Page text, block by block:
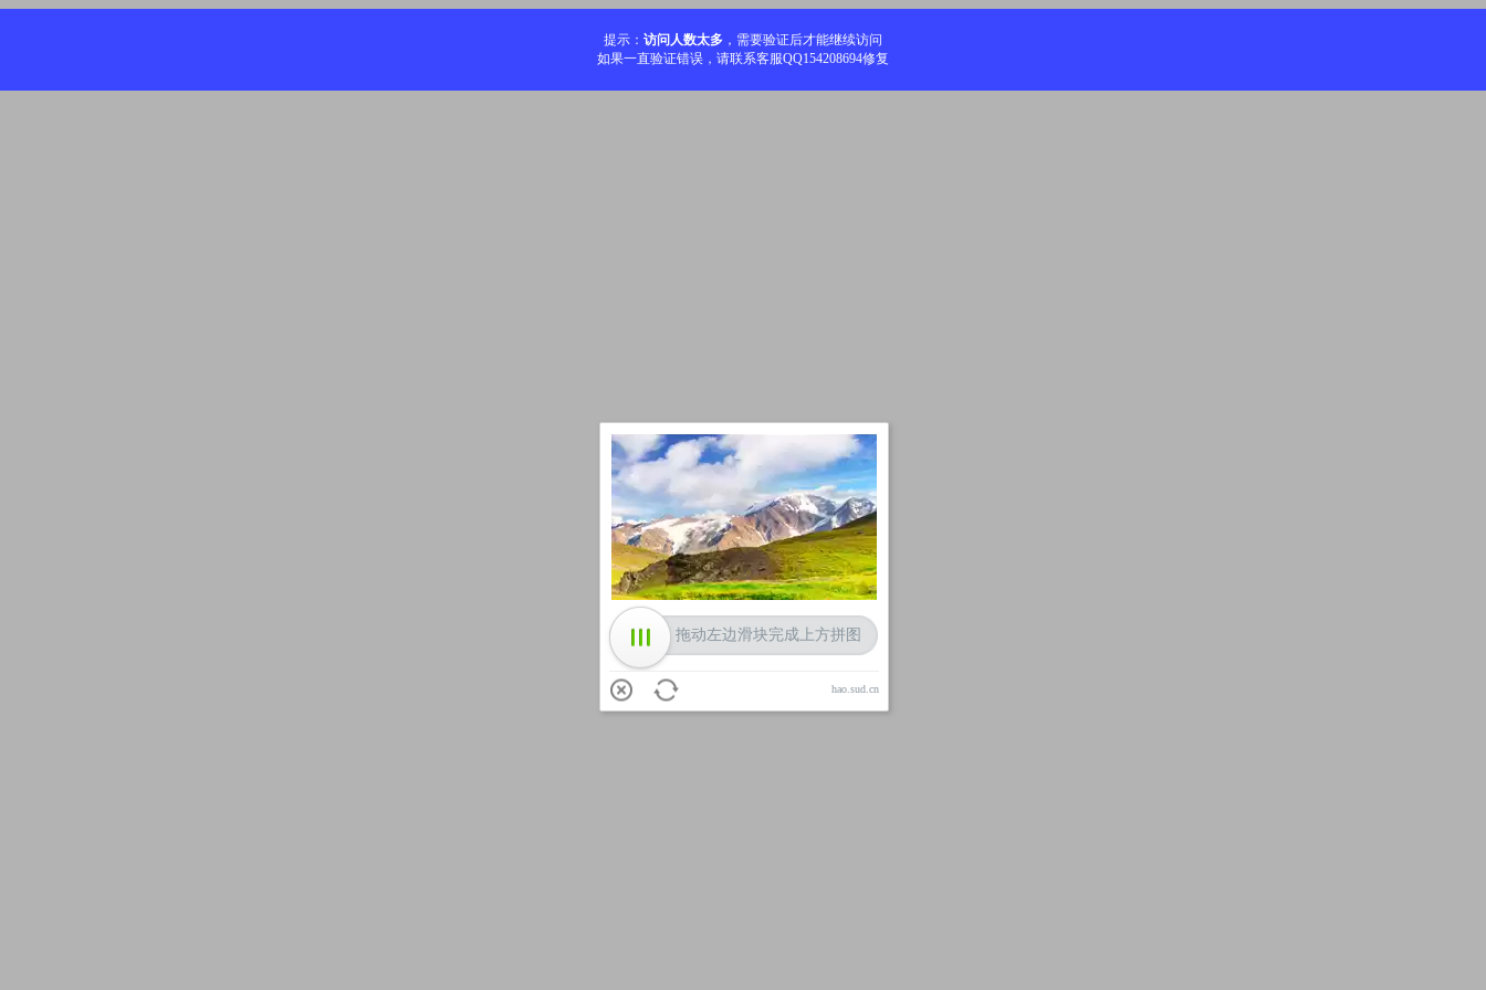
提示： 访问人数太多 ，需要验证后才能继续访问
如果一直验证错误，请联系客服QQ154208694修复
加载中
拖动左边滑块完成上方拼图
hao.sud.cn